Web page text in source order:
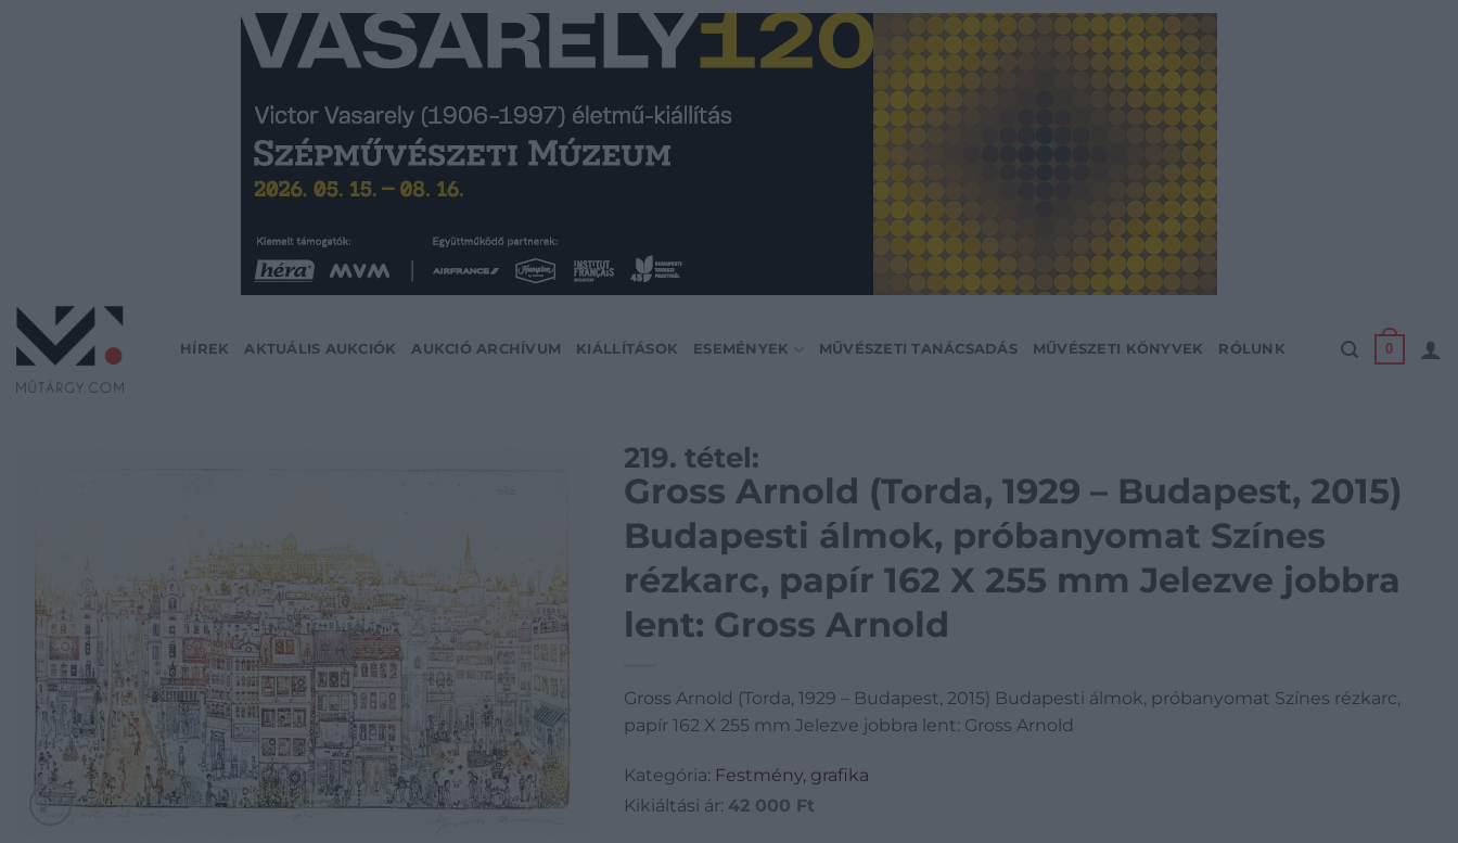
HÍREK AKTUÁLIS AUKCIÓK AUKCIÓ ARCHÍVUM KIÁLLÍTÁSOK ESEMÉNYEK MŰVÉSZETI TANÁCSADÁS MŰVÉSZETI KÖNYVEK RÓLUNK 0
219. tétel:
Gross Arnold (Torda, 1929 – Budapest, 2015)
Budapesti álmok, próbanyomat Színes
rézkarc, papír 162 X 255 mm Jelezve jobbra
lent: Gross Arnold
Gross Arnold (Torda, 1929 – Budapest, 2015) Budapesti álmok, próbanyomat Színes rézkarc,
papír 162 X 255 mm Jelezve jobbra lent: Gross Arnold
Kategória: Festmény, grafika
Kikiáltási ár: 42 000 Ft